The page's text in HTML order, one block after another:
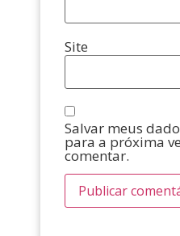
Site
Salvar meus
para a próxima
comentar.